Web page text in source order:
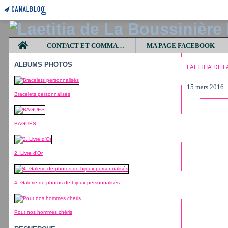
Home
CONTACT ET COMMANDES MA PAGE FACEBOOK
ALBUMS PHOTOS
Bracelets personnalisés
BAGUES
2. Livre d'Or
4. Galerie de photos de bijoux personnalisés
Pour nos hommes chéris
LAETITIA DE
15 mars 2016